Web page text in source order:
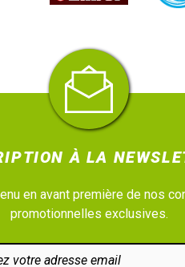
À LA
en avant première de nos
promotionnelles exclusives.